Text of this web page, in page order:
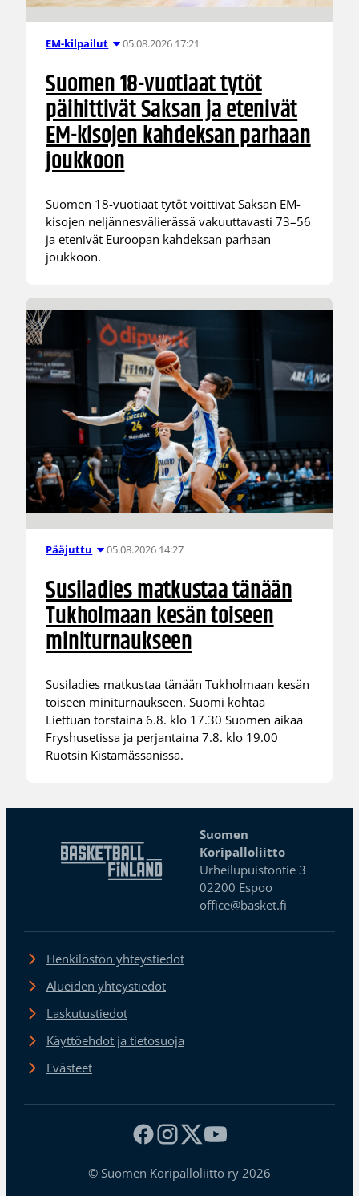
EM-kilpailut 05.08.2026 17:21
Suomen 18-vuotiaat tytöt
päihittivät Saksan ja etenivät
EM-kisojen kahdeksan parhaan
joukkoon
Suomen 18-vuotiaat tytöt voittivat Saksan EM-
kisojen neljännesvälierässä vakuuttavasti 73–56
ja etenivät Euroopan kahdeksan parhaan
joukkoon.
Pääjuttu 05.08.2026 14:27
Susiladies matkustaa tänään
Tukholmaan kesän toiseen
miniturnaukseen
Susiladies matkustaa tänään Tukholmaan kesän
toiseen miniturnaukseen. Suomi kohtaa
Liettuan torstaina 6.8. klo 17.30 Suomen aikaa
Fryshusetissa ja perjantaina 7.8. klo 19.00
Ruotsin Kistamässanissa.
Suomen
Koripalloliitto
Urheilupuistontie 3
02200 Espoo
office@basket.fi
Henkilöstön yhteystiedot
Alueiden yhteystiedot
Laskutustiedot
Käyttöehdot ja tietosuoja
Evästeet
© Suomen Koripalloliitto ry 2026